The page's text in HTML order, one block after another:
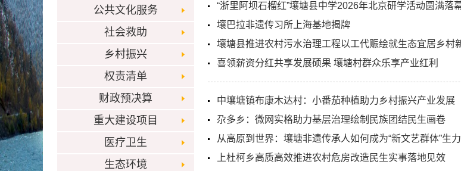
公共文化服务
社会救助
乡村振兴
权责清单
财政预决算
重大建设项目
医疗卫生
生态环境
“浙里阿坝石榴红”壤塘县中学2026年北京研学活动圆满落
壤巴拉非遗传习所上海基地揭牌
壤塘县推进农村污水治理工程以工代赈绘就生态宜居乡村
喜领薪资分红共享发展硕果 壤塘村群众乐享产业红利
中壤塘镇布康木达村：小番茄种植助力乡村振兴产业发展
尕多乡：微网实格助力基层治理绘制民族团结民生画卷
从高原到世界：壤塘非遗传承人如何成为“新文艺群体”生
上杜柯乡高质高效推进农村危房改造民生实事落地见效